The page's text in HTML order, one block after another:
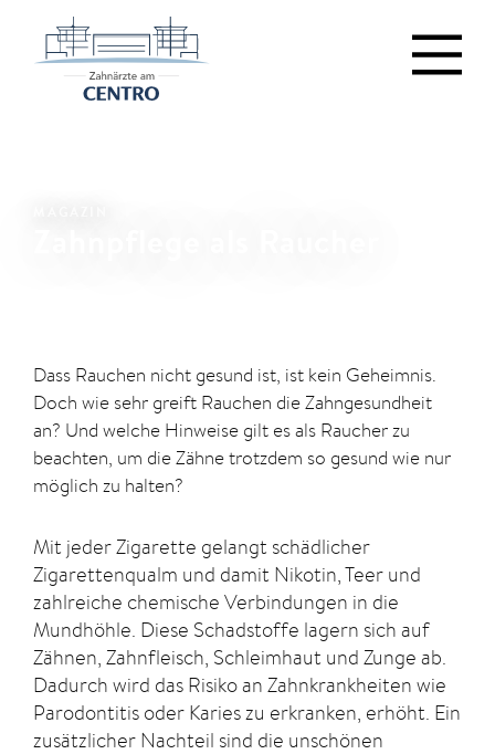
Dass Rauchen nicht gesund ist, ist kein Geheimnis.
Doch wie sehr greift Rauchen die Zahngesundheit
an? Und welche Hinweise gilt es als Raucher zu
beachten, um die Zähne trotzdem so gesund wie nur
möglich zu halten?
Mit jeder Zigarette gelangt schädlicher
Zigarettenqualm und damit Nikotin, Teer und
zahlreiche chemische Verbindungen in die
Mundhöhle. Diese Schadstoffe lagern sich auf
Zähnen, Zahnfleisch, Schleimhaut und Zunge ab.
Dadurch wird das Risiko an Zahnkrankheiten wie
Parodontitis oder Karies zu erkranken, erhöht. Ein
zusätzlicher Nachteil sind die unschönen